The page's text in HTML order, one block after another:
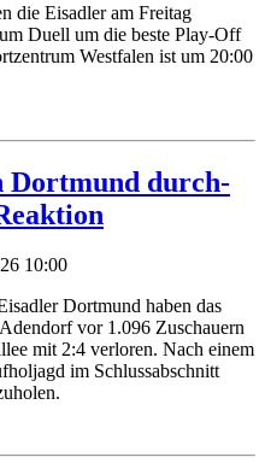
die Eisadler am Freitag
Duell um die beste Play-Off
Westfalen ist um 20:00
Dortmund durch-
10:00
Dortmund haben das
vor 1.096 Zuschauern
mit 2:4 verloren. Nach einem
im Schlussabschnitt